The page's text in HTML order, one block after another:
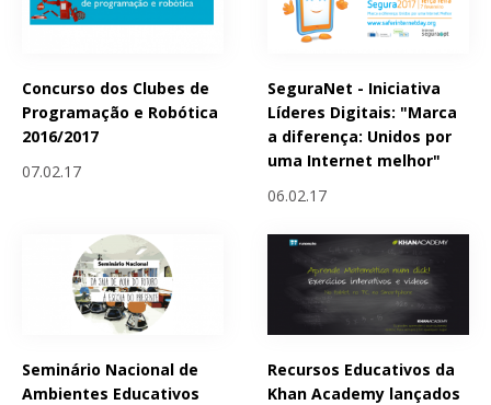
Concurso dos Clubes de
Programação e Robótica
2016/2017
07.02.17
SeguraNet - Iniciativa
Líderes Digitais: "Marca
a diferença: Unidos por
uma Internet melhor"
06.02.17
Seminário Nacional de
Ambientes Educativos
Recursos Educativos da
Khan Academy lançados